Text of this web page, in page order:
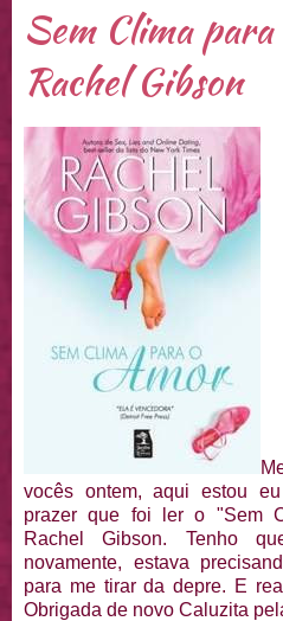
Sem Clima
Rachel Gibson
vocês ontem, aqui estou
prazer que foi ler o "Sem
Rachel Gibson. Tenho
novamente, estava
para me tirar da depre. E
Obrigada de novo Caluzita